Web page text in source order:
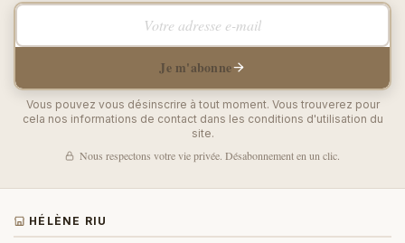
Votre adresse e-mail
Je m'abonne
Vous pouvez vous désinscrire à tout moment. Vous trouverez pour
cela nos informations de contact dans les conditions d'utilisation du
site.
Nous respectons votre vie privée. Désabonnement en un clic.
HÉLÈNE RIU